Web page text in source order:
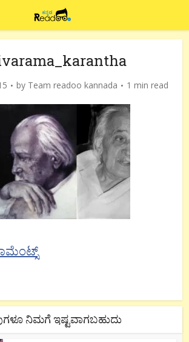
by Team readoo kannada 1 min read
ನಿಮಗೆ ಇಷ್ಟವಾಗಬಹುದು